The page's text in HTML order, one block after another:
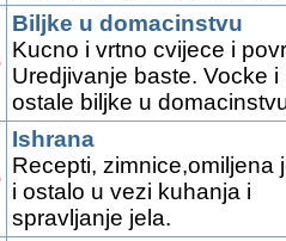
Biljke u domacinstvu
Kucno i vrtno cvijece i
Uredjivanje baste. Vocke i
ostale biljke u
Ishrana
Recepti, zimnice,omiljena
i ostalo u vezi kuhanja i
spravljanje jela.